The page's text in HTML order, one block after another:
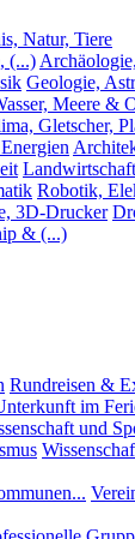
Natur, Tiere
(...)
Geologie,
Meere &
Gletscher,
Robotik,
3D-Drucker
& (...)
Rundreisen &
im
und